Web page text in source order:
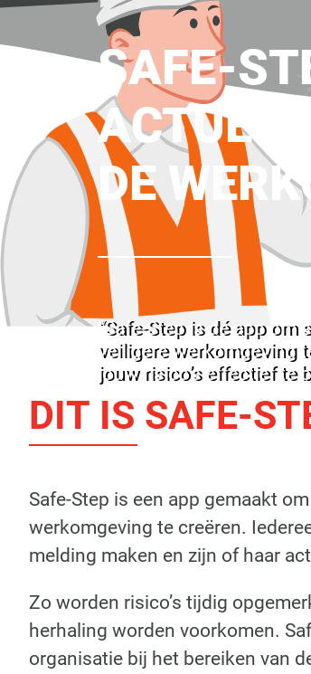
SAFE-
DE
“Safe-Step is dé app om
veiligere werkomgeving
jouw risico’s effectief te
DIT IS SAFE-
Safe-Step is een app gemaakt om
werkomgeving te creëren.
melding maken en zijn of haar
Zo worden risico’s tijdig
herhaling worden voorkomen.
organisatie bij het bereiken van